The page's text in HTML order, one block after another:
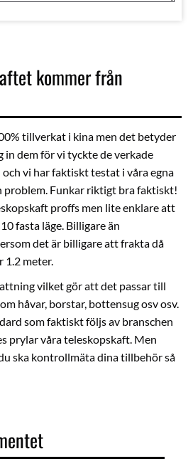
kommer från
tillverkat i kina men det betyder
in dem för vi tyckte de verkade
vi har faktiskt testat i våra egna
problem. Funkar riktigt bra faktiskt!
proffs men lite enklare att
fasta läge. Billigare än
det är billigare att frakta då
1.2 meter.
vilket gör att det passar till
håvar, borstar, bottensug osv osv.
som faktiskt följs av branschen
prylar våra teleskopskaft. Men
ska kontrollmäta dina tillbehör så